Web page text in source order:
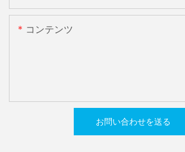
コンテンツ
お問い合わせを送る